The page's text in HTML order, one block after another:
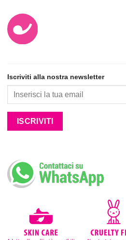
Iscriviti alla nostra newsletter